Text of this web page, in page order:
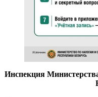
Инспекция